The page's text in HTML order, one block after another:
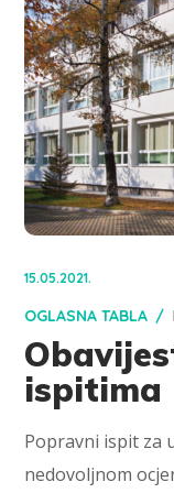
15.05.2021.
OGLASNA TABLA
ispitima
Popravni ispit za
nedovoljnom